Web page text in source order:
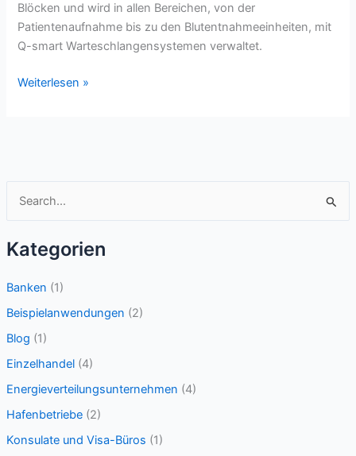
h
e
n
:
Kategorien
Banken (1)
Beispielanwendungen (2)
Blog (1)
Einzelhandel(4)
Energieverteilungsunternehmen (4)
Hafenbetriebe(2)
Konsulate und Visa-Büros (1)
Blöcken und wird in allen Bereichen, von der
Patientenaufnahme bis zu den Blutentnahmeeinheiten, mit
Q-smart Warteschlangensystemen verwaltet.
Ankara
Weiterlesen »